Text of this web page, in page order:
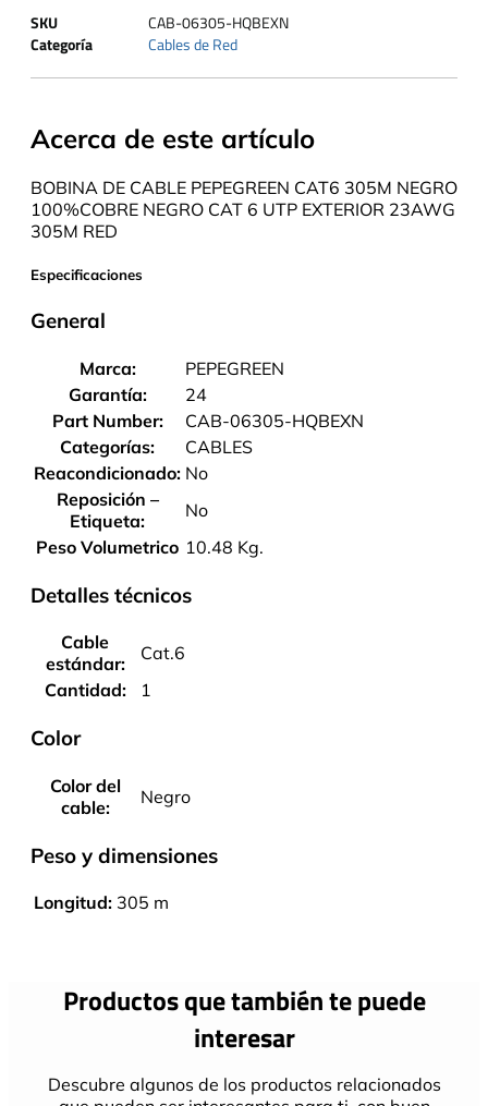
SKU
CAB-06305-HQBEXN
Categoría
Cables de Red
Acerca de este artículo
BOBINA DE CABLE PEPEGREEN CAT6 305M NEGRO
100%COBRE NEGRO CAT 6 UTP EXTERIOR 23AWG
305M RED
Especificaciones
General
Marca:
PEPEGREEN
Garantía:
24
Part Number:
CAB-06305-HQBEXN
Categorías:
CABLES
Reacondicionado: No
Reposición –
Etiqueta:
No
Peso Volumetrico 10.48 Kg.
Detalles técnicos
Cable
estándar:
Cat.6
Cantidad:
1
Color
Color del
cable:
Negro
Peso y dimensiones
Longitud: 305 m
Productos que también te puede
interesar
Descubre algunos de los productos relacionados